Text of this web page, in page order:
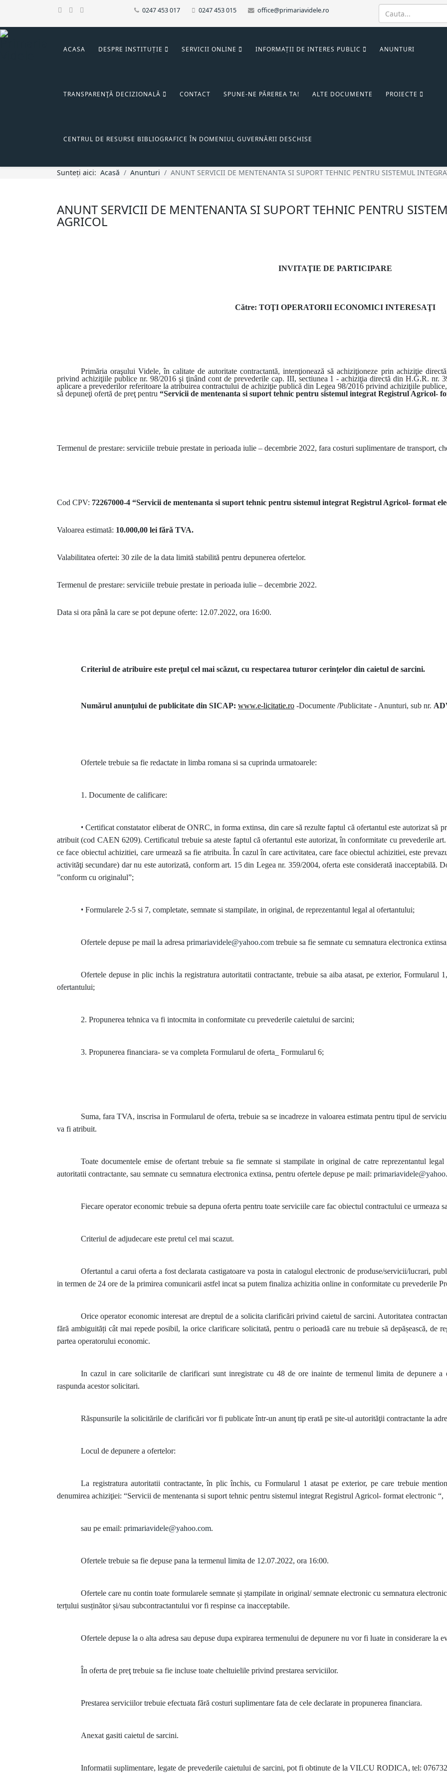
0247 453 017 0247 453 015 office@primariavidele.ro
ACASA DESPRE INSTITUȚIE SERVICII ONLINE INFORMAȚII DE INTERES PUBLIC ANUNTURI
TRANSPARENŢĂ DECIZIONALĂ CONTACT SPUNE-NE PĂREREA TA! ALTE DOCUMENTE PROIECTE
CENTRUL DE RESURSE BIBLIOGRAFICE ÎN DOMENIUL GUVERNĂRII DESCHISE
Sunteți aici: Acasă Anunturi ANUNT SERVICII DE MENTENANTA SI SUPORT TEHNIC PENTRU SISTEMUL
ANUNT SERVICII DE MENTENANTA SI SUPORT TEHNIC PENTRU
AGRICOL
INVITAŢIE DE PARTICIPARE
Către: TOŢI OPERATORII ECONOMICI INTERESAŢI
Primăria oraşului Videle, în calitate de autoritate contractantă, intenţionează să achiziţioneze prin achiziţie
privind achiziţiile publice nr. 98/2016 şi ţinând cont de prevederile cap. III, sectiunea 1 - achiziţia directă din H.G.R. nr.
aplicare a prevederilor referitoare la atribuirea contractului de achiziţie publică din Legea 98/2016 privind achiziţiile
să depuneţi ofertă de preţ pentru “Servicii de mentenanta si suport tehnic pentru sistemul integrat Registrul Agricol-
Termenul de prestare: serviciile trebuie prestate in perioada iulie – decembrie 2022, fara costuri suplimentare de transport,
Cod CPV: 72267000-4 “Servicii de mentenanta si suport tehnic pentru sistemul integrat Registrul Agricol- format
Valoarea estimată: 10.000,00 lei fără TVA.
Valabilitatea ofertei: 30 zile de la data limită stabilită pentru depunerea ofertelor.
Termenul de prestare: serviciile trebuie prestate in perioada iulie – decembrie 2022.
Data si ora până la care se pot depune oferte: 12.07.2022, ora 16:00.
Criteriul de atribuire este preţul cel mai scăzut, cu respectarea tuturor cerinţelor din caietul de sarcini.
Numărul anunţului de publicitate din SICAP: www.e-licitatie.ro -Documente /Publicitate - Anunturi, sub nr.
Ofertele trebuie sa fie redactate in limba romana si sa cuprinda urmatoarele:
1. Documente de calificare:
• Certificat constatator eliberat de ONRC, in forma extinsa, din care să rezulte faptul că ofertantul este autorizat să
atribuit (cod CAEN 6209). Certificatul trebuie sa ateste faptul că ofertantul este autorizat, în conformitate cu prevederile
ce face obiectul achizitiei, care urmează sa fie atribuita. În cazul în care activitatea, care face obiectul achizitiei, este
activităţi secundare) dar nu este autorizată, conform art. 15 din Legea nr. 359/2004, oferta este considerată inacceptabilă.
”conform cu originalul”;
• Formularele 2-5 si 7, completate, semnate si stampilate, in original, de reprezentantul legal al ofertantului;
Ofertele depuse pe mail la adresa primariavidele@yahoo.com trebuie sa fie semnate cu semnatura electronica
Ofertele depuse in plic inchis la registratura autoritatii contractante, trebuie sa aiba atasat, pe exterior, Formularul
ofertantului;
2. Propunerea tehnica va fi intocmita in conformitate cu prevederile caietului de sarcini;
3. Propunerea financiara- se va completa Formularul de oferta_ Formularul 6;
Suma, fara TVA, inscrisa in Formularul de oferta, trebuie sa se incadreze in valoarea estimata pentru tipul de
va fi atribuit.
Toate documentele emise de ofertant trebuie sa fie semnate si stampilate in original de catre reprezentantul
autoritatii contractante, sau semnate cu semnatura electronica extinsa, pentru ofertele depuse pe mail:
Fiecare operator economic trebuie sa depuna oferta pentru toate serviciile care fac obiectul contractului ce urmeaza
Criteriul de adjudecare este pretul cel mai scazut.
Ofertantul a carui oferta a fost declarata castigatoare va posta in catalogul electronic de produse/servicii/lucrari,
in termen de 24 ore de la primirea comunicarii astfel incat sa putem finaliza achizitia online in conformitate cu prevederile
Orice operator economic interesat are dreptul de a solicita clarificări privind caietul de sarcini. Autoritatea
fără ambiguități cât mai repede posibil, la orice clarificare solicitată, pentru o perioadă care nu trebuie să depășească, de
partea operatorului economic.
In cazul in care solicitarile de clarificari sunt inregistrate cu 48 de ore inainte de termenul limita de depunere a
raspunda acestor solicitari.
Răspunsurile la solicitările de clarificări vor fi publicate într-un anunţ tip erată pe site-ul autorităţii contractante la
Locul de depunere a ofertelor:
La registratura autoritatii contractante, în plic închis, cu Formularul 1 atasat pe exterior, pe care trebuie
denumirea achiziţiei: “Servicii de mentenanta si suport tehnic pentru sistemul integrat Registrul Agricol- format electronic “,
sau pe email: primariavidele@yahoo.com.
Ofertele trebuie sa fie depuse pana la termenul limita de 12.07.2022, ora 16:00.
Ofertele care nu contin toate formularele semnate și ștampilate in original/ semnate electronic cu semnatura
terțului susținător și/sau subcontractantului vor fi respinse ca inacceptabile.
Ofertele depuse la o alta adresa sau depuse dupa expirarea termenului de depunere nu vor fi luate in considerare la
În oferta de preţ trebuie sa fie incluse toate cheltuielile privind prestarea serviciilor.
Prestarea serviciilor trebuie efectuata fără costuri suplimentare fata de cele declarate in propunerea financiara.
Anexat gasiti caietul de sarcini.
Informatii suplimentare, legate de prevederile caietului de sarcini, pot fi obtinute de la VILCU RODICA, tel: